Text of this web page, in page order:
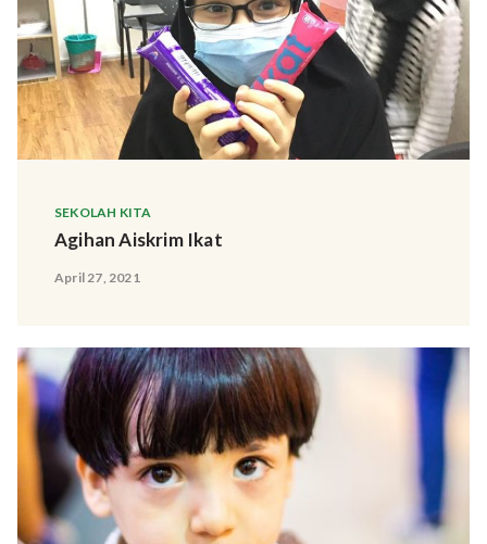
SEKOLAH KITA
Agihan Aiskrim Ikat
April 27, 2021